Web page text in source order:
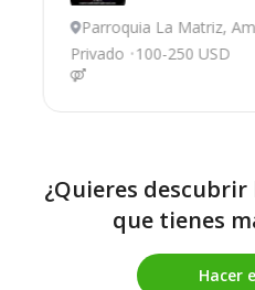
Parroquia La Matriz,
Privado
100-250 USD
¿Quieres
que tienes
Hacer